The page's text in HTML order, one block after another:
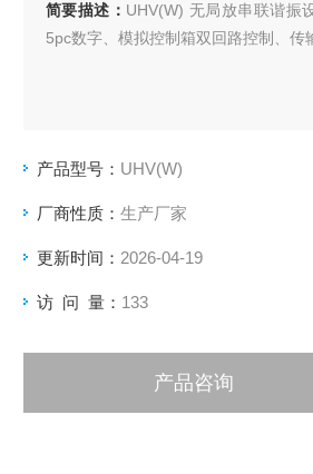
简要描述： UHV(W) 无局放串联谐振
5pc数字、模拟控制箱双回路控制、
产品型号： UHV(W)
厂商性质： 生产厂家
更新时间： 2026-04-19
访 问 量： 133
产品咨询